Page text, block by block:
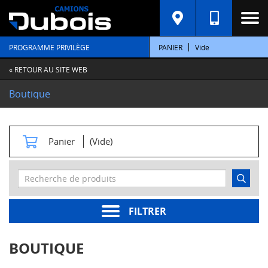
PROGRAMME PRIVILÈGE PANIER Vide
« RETOUR AU SITE WEB
Boutique
Panier (Vide)
FILTRER
C
A
T
É
G
O
R
E
S
t
e
r
moteur
BOUTIQUE